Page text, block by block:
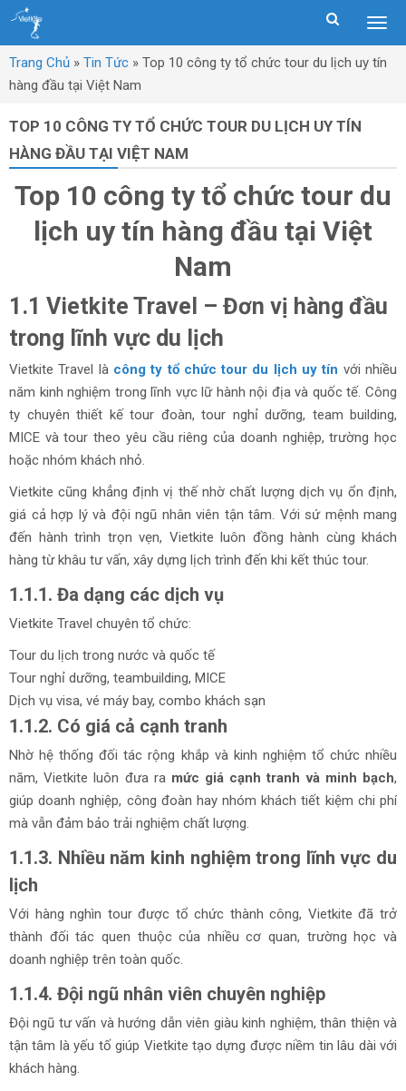
Trang Chủ » Tin Tức » Top 10 công ty tổ chức tour du lịch uy tín
hàng đầu tại Việt Nam
TOP 10 CÔNG TY TỔ CHỨC TOUR DU LỊCH UY TÍN
HÀNG ĐẦU TẠI VIỆT NAM
Top 10 công ty tổ chức tour du
lịch uy tín hàng đầu tại Việt
Nam
1.1 Vietkite Travel – Đơn vị hàng đầu
trong lĩnh vực du lịch
Vietkite Travel là công ty tổ chức tour du lịch uy tín với nhiều
năm kinh nghiệm trong lĩnh vực lữ hành nội địa và quốc tế. Công
ty chuyên thiết kế tour đoàn, tour nghỉ dưỡng, team building,
MICE và tour theo yêu cầu riêng của doanh nghiệp, trường học
hoặc nhóm khách nhỏ.
Vietkite cũng khẳng định vị thế nhờ chất lượng dịch vụ ổn định,
giá cả hợp lý và đội ngũ nhân viên tận tâm. Với sứ mệnh mang
đến hành trình trọn vẹn, Vietkite luôn đồng hành cùng khách
hàng từ khâu tư vấn, xây dựng lịch trình đến khi kết thúc tour.
1.1.1. Đa dạng các dịch vụ
Vietkite Travel chuyên tổ chức:
Tour du lịch trong nước và quốc tế
Tour nghỉ dưỡng, teambuilding, MICE
Dịch vụ visa, vé máy bay, combo khách sạn
1.1.2. Có giá cả cạnh tranh
Nhờ hệ thống đối tác rộng khắp và kinh nghiệm tổ chức nhiều
năm, Vietkite luôn đưa ra mức giá cạnh tranh và minh bạch,
giúp doanh nghiệp, công đoàn hay nhóm khách tiết kiệm chi phí
mà vẫn đảm bảo trải nghiệm chất lượng.
1.1.3. Nhiều năm kinh nghiệm trong lĩnh vực du
lịch
Với hàng nghìn tour được tổ chức thành công, Vietkite đã trở
thành đối tác quen thuộc của nhiều cơ quan, trường học và
doanh nghiệp trên toàn quốc.
1.1.4. Đội ngũ nhân viên chuyên nghiệp
Đội ngũ tư vấn và hướng dẫn viên giàu kinh nghiệm, thân thiện và
tận tâm là yếu tố giúp Vietkite tạo dựng được niềm tin lâu dài với
khách hàng.